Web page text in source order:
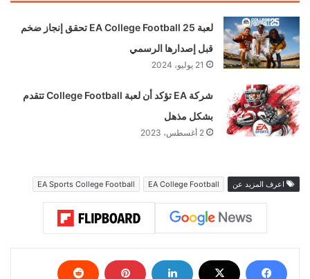
لعبة EA College Football 25 تحقق إنجاز ضخم
قبل إصدارها الرسمي
21 يوليو، 2024
شركة EA تؤكد أن لعبة College Football تتقدم
بشكل مذهل
2 أغسطس، 2023
اعرف المزيد عن EA College Football
EA Sports College Football